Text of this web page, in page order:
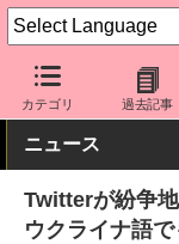
カテゴリ 過去記事
ケータイ Watch ア
ニュース
Twitterが紛争
ウクライナ語で